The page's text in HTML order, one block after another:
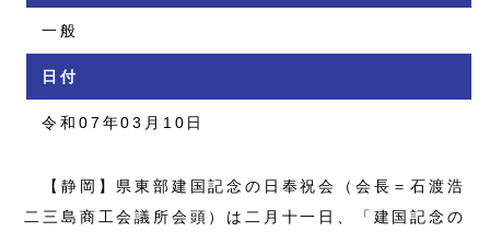
一般
日付
令和07年03月10日
【静岡】県東部建国記念の日奉祝会（会長＝石渡浩
二三島商工会議所会頭）は二月十一日、「建国記念の